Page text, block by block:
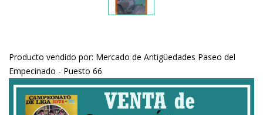
Producto vendido por: Mercado de Antigüedades Paseo del
Empecinado - Puesto 66